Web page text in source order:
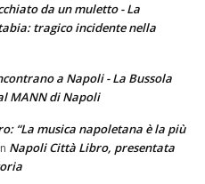
da un muletto - La
tragico incidente nella
a Napoli - La Bussola
MANN di Napoli
“La musica napoletana è la più
Napoli Città Libro, presentata